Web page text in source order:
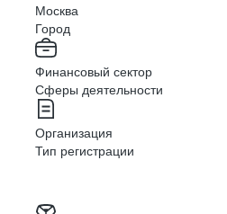
Москва
Город
Финансовый сектор
Сферы деятельности
Организация
Тип регистрации